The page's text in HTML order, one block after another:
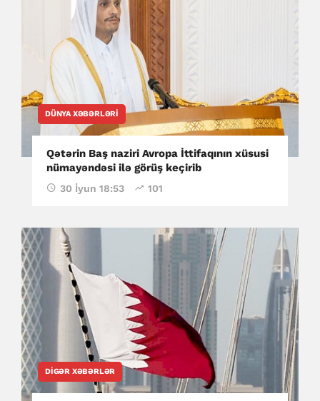
DÜNYA XƏBƏRLƏRI
Qətərin Baş naziri Avropa İttifaqının xüsusi
nümayəndəsi ilə görüş keçirib
30 İyun 18:53 101
DIGƏR XƏBƏRLƏR